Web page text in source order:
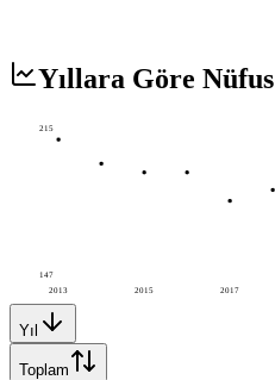
Yıllara Göre Nüfus
2013 2015 2017
215
147
Yıl
Toplam